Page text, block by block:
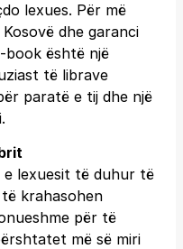
lexues. Për më
dhe garanci
book është një
të librave
paratë e tij dhe një
e lexuesit të duhur të
krahasohen
për të
më së miri